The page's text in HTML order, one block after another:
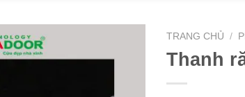
TRANG CHỦ /
Thanh